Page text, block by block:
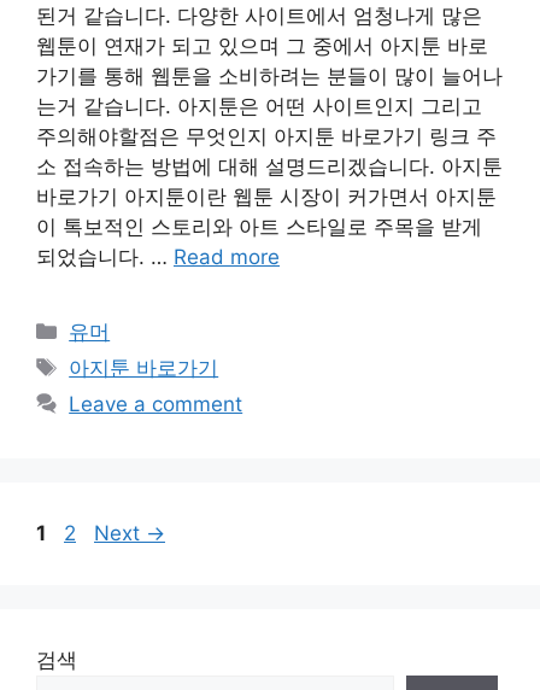
된거 같습니다. 다양한 사이트에서 엄청나게 많은
웹툰이 연재가 되고 있으며 그 중에서 아지툰 바로
가기를 통해 웹툰을 소비하려는 분들이 많이 늘어나
는거 같습니다. 아지툰은 어떤 사이트인지 그리고
주의해야할점은 무엇인지 아지툰 바로가기 링크 주
소 접속하는 방법에 대해 설명드리겠습니다. 아지툰
바로가기 아지툰이란 웹툰 시장이 커가면서 아지툰
이 톡보적인 스토리와 아트 스타일로 주목을 받게
되었습니다. … Read more
Categories
유머
Tags
아지툰 바로가기
Leave a comment
Post
Page
1 Page
2 Next →
검색